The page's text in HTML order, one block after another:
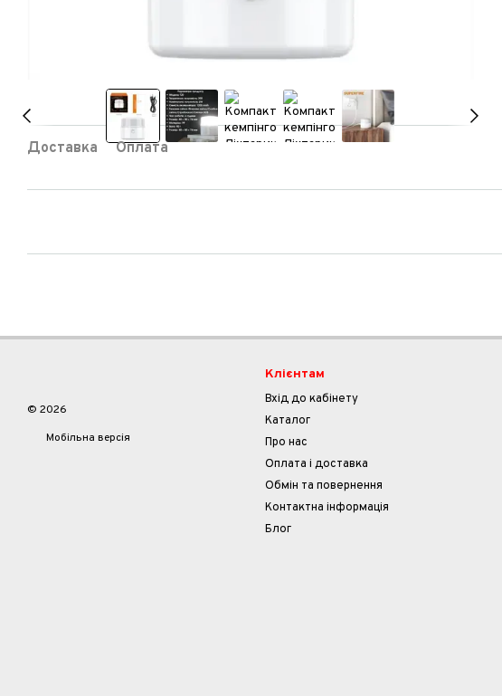
Доставка Оплата
© 2026
Мобільна версія
Клієнтам
Вхід до кабінету
Каталог
Про нас
Оплата і доставка
Обмін та повернення
Контактна інформація
Блог